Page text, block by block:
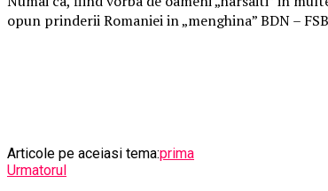
opun prinderii Romaniei in „menghina” BDN –
Articole pe aceiasi tema:prima
Urmatorul